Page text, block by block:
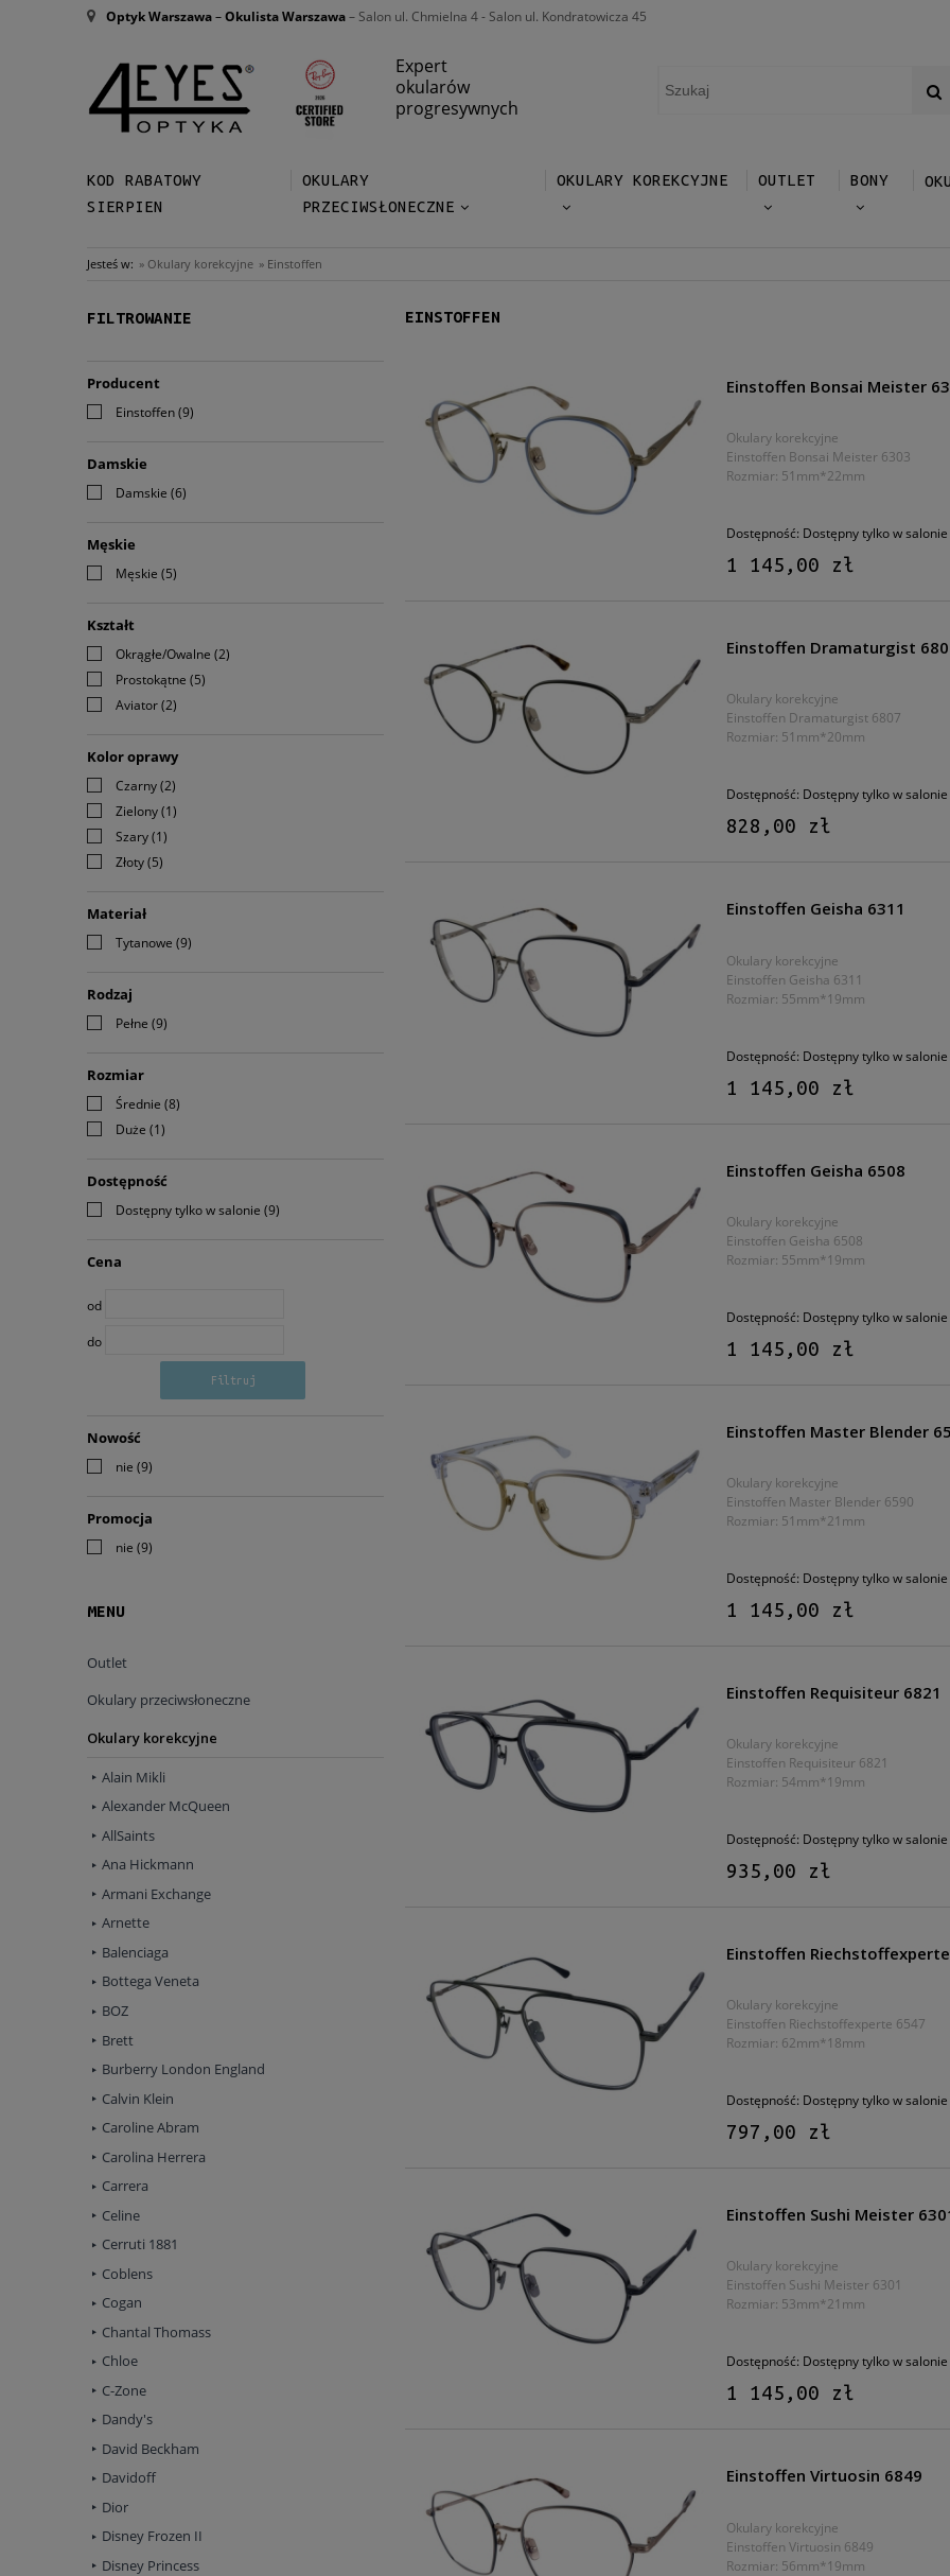
Optyk Warszawa–Okulista Warszawa– Salon ul. Chmielna 4 - Salon ul. Kondratowicza 45
Expert
okularów
progresywnych
KOD RABATOWY
SIERPIEN
OKULARY
PRZECIWSŁONECZNE
OKULARY KOREKCYJNE OUTLET BONY
Jesteś w: » Okulary korekcyjne » Einstoffen
FILTROWANIE
Producent
Einstoffen(9)
Damskie
Damskie (6)
Męskie
Męskie (5)
Kształt
Okrągłe/Owalne (2)
Prostokątne (5)
Aviator(2)
Kolor oprawy
Czarny(2)
Zielony(1)
Szary(1)
Złoty(5)
Materiał
Tytanowe (9)
Rodzaj
Pełne (9)
Rozmiar
Średnie (8)
Duże (1)
Dostępność
Dostępny tylko w salonie (9)
Cena
od
do
Filtruj
Nowość
nie (9)
Promocja
nie (9)
MENU
Outlet
Okulary przeciwsłoneczne
Okulary korekcyjne
Alain Mikli
Alexander McQueen
AllSaints
Ana Hickmann
Armani Exchange
Arnette
Balenciaga
Bottega Veneta
BOZ
Brett
Burberry London England
Calvin Klein
Caroline Abram
Carolina Herrera
Carrera
Celine
Cerruti 1881
Coblens
Cogan
Chantal Thomass
Chloe
C-Zone
Dandy's
David Beckham
Davidoff
Dior
Disney Frozen II
Disney Princess
EINSTOFFEN
Einstoffen Bonsai Meister
Okulary korekcyjne
Einstoffen Bonsai Meister 6303
Rozmiar: 51mm*22mm
Dostępność: Dostępny tylko w salonie
1 145,00 zł
Einstoffen Dramaturgist
Okulary korekcyjne
Einstoffen Dramaturgist 6807
Rozmiar: 51mm*20mm
Dostępność: Dostępny tylko w salonie
828,00 zł
Einstoffen Geisha 6311
Okulary korekcyjne
Einstoffen Geisha 6311
Rozmiar: 55mm*19mm
Dostępność: Dostępny tylko w salonie
1 145,00 zł
Einstoffen Geisha 6508
Okulary korekcyjne
Einstoffen Geisha 6508
Rozmiar: 55mm*19mm
Dostępność: Dostępny tylko w salonie
1 145,00 zł
Einstoffen Master Blender
Okulary korekcyjne
Einstoffen Master Blender 6590
Rozmiar: 51mm*21mm
Dostępność: Dostępny tylko w salonie
1 145,00 zł
Einstoffen Requisiteur 6821
Okulary korekcyjne
Einstoffen Requisiteur 6821
Rozmiar: 54mm*19mm
Dostępność: Dostępny tylko w salonie
935,00 zł
Einstoffen
Okulary korekcyjne
Einstoffen Riechstoffexperte 6547
Rozmiar: 62mm*18mm
Dostępność: Dostępny tylko w salonie
797,00 zł
Einstoffen Sushi Meister
Okulary korekcyjne
Einstoffen Sushi Meister 6301
Rozmiar: 53mm*21mm
Dostępność: Dostępny tylko w salonie
1 145,00 zł
Einstoffen Virtuosin 6849
Okulary korekcyjne
Einstoffen Virtuosin 6849
Rozmiar: 56mm*19mm